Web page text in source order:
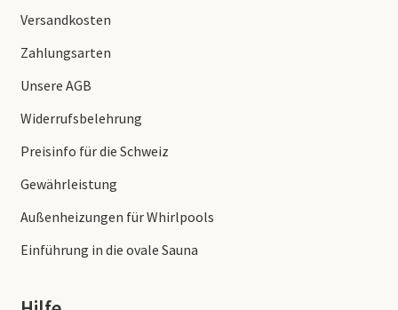
Versandkosten
Zahlungsarten
Unsere AGB
Widerrufsbelehrung
Preisinfo für die Schweiz
Gewährleistung
Außenheizungen für Whirlpools
Einführung in die ovale Sauna